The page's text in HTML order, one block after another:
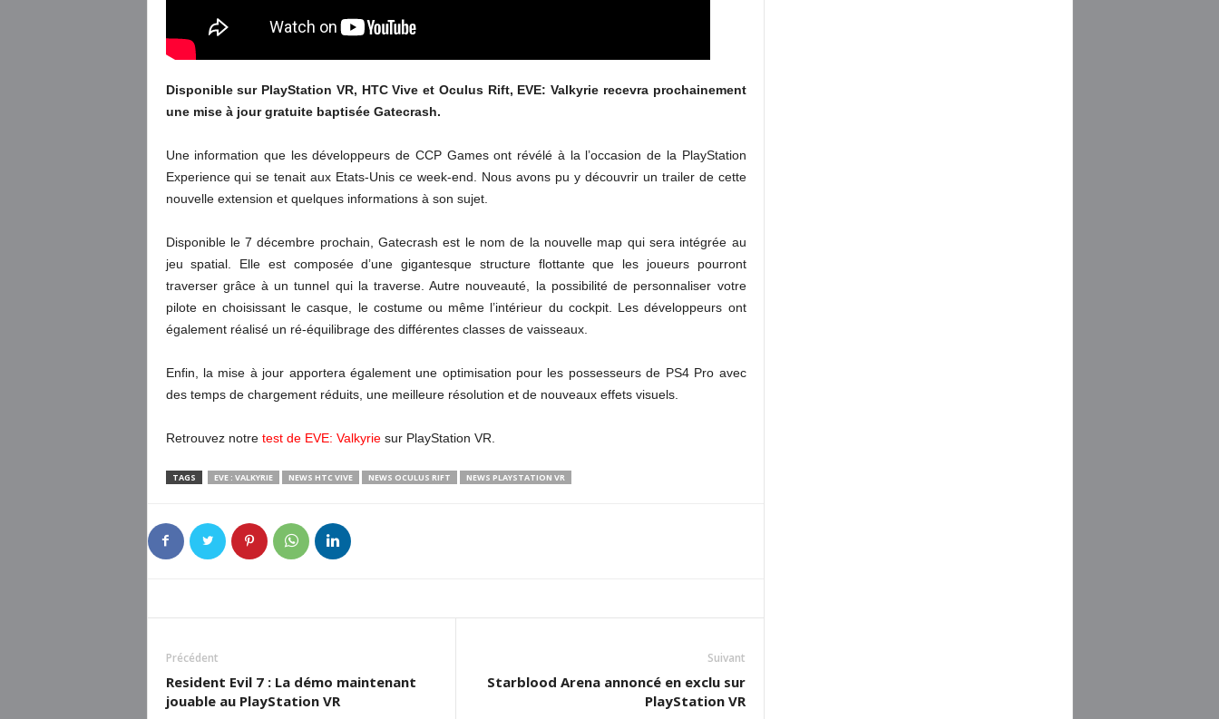
Disponible sur PlayStation VR, HTC Vive et Oculus Rift, EVE: Valkyrie recevra prochainement
une mise à jour gratuite baptisée Gatecrash.
Une information que les développeurs de CCP Games ont révélé à la l’occasion de la PlayStation
Experience qui se tenait aux Etats-Unis ce week-end. Nous avons pu y découvrir un trailer de cette
nouvelle extension et quelques informations à son sujet.
Disponible le 7 décembre prochain, Gatecrash est le nom de la nouvelle map qui sera intégrée au
jeu spatial. Elle est composée d’une gigantesque structure flottante que les joueurs pourront
traverser grâce à un tunnel qui la traverse. Autre nouveauté, la possibilité de personnaliser votre
pilote en choisissant le casque, le costume ou même l’intérieur du cockpit. Les développeurs ont
également réalisé un ré-équilibrage des différentes classes de vaisseaux.
Enfin, la mise à jour apportera également une optimisation pour les possesseurs de PS4 Pro avec
des temps de chargement réduits, une meilleure résolution et de nouveaux effets visuels.
Retrouvez notre test de EVE: Valkyriesur PlayStation VR.
TAGS EVE : VALKYRIE NEWS HTC VIVE NEWS OCULUS RIFT NEWS PLAYSTATION VR
Précédent
Resident Evil 7 : La démo maintenant
jouable au PlayStation VR
Suivant
Starblood Arena annoncé en exclu sur
PlayStation VR